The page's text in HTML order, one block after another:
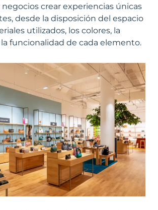
negocios crear experiencias únicas
desde la disposición del espacio
utilizados, los colores, la
funcionalidad de cada elemento.